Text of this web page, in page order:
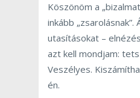
Köszönöm a
inkább „zsarolásnak”.
utasításokat –
azt kell mondjam:
Veszélyes.
én.